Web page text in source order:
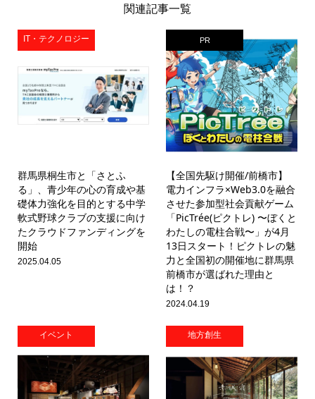
関連記事一覧
IT・テクノロジー
群馬県桐生市と「さとふ
る」、青少年の心の育成や基
礎体力強化を目的とする中学
軟式野球クラブの支援に向け
たクラウドファンディングを
開始
2025.04.05
PR
【全国先駆け開催/前橋市】
電力インフラ×Web3.0を融合
させた参加型社会貢献ゲーム
「PicTrée(ピクトレ) 〜ぼくと
わたしの電柱合戦〜」が4月
13日スタート！ピクトレの魅
力と全国初の開催地に群馬県
前橋市が選ばれた理由と
は！？
2024.04.19
イベント 地方創生